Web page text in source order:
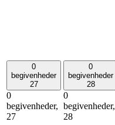
0
begivenheder
27
0
begivenheder,
27
0
begivenheder
28
0
begivenheder,
28